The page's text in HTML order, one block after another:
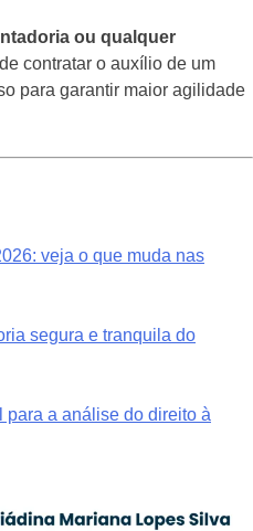
ou qualquer
contratar o auxílio de um
para garantir maior agilidade
veja o que muda nas
segura e tranquila do
a análise do direito à